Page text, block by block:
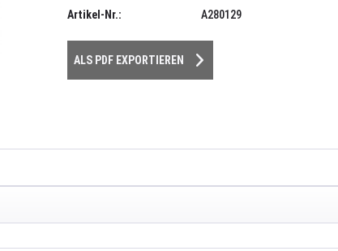
Artikel-Nr.: A280129
ALS PDF EXPORTIEREN